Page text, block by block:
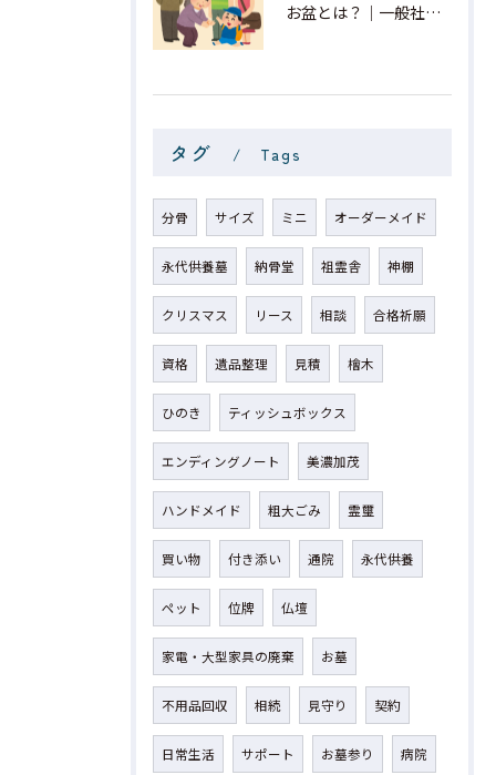
お盆とは？｜一般社団法人 星月
タグ Tags
分骨 サイズ ミニ オーダーメイド
永代供養墓 納骨堂 祖霊舎 神棚
クリスマス リース 相談 合格祈願
資格 遺品整理 見積 檜木
ひのき ティッシュボックス
エンディングノート 美濃加茂
ハンドメイド 粗大ごみ 霊璽
買い物 付き添い 通院 永代供養
ペット 位牌 仏壇
家電・大型家具の廃棄 お墓
不用品回収 相続 見守り 契約
日常生活 サポート お墓参り 病院